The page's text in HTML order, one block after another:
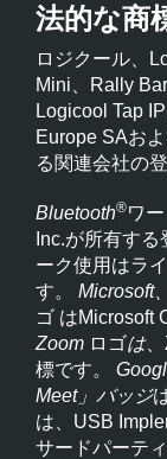
法的な商
ロジクール、
Mini、Rally
Logicool Tap
Europe SAお
る関連会社の
Bluetooth®ワ
Inc.が所有す
ーク使用はラ
す。 Microsoft
ゴ はMicrosoft
Zoom ロゴは
標です。
Meet」バッジ
は、USB
サードパーテ